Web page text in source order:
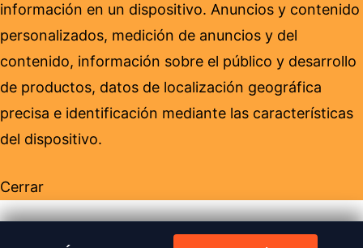
información en un dispositivo. Anuncios y contenido
personalizados, medición de anuncios y del
contenido, información sobre el público y desarrollo
de productos, datos de localización geográfica
precisa e identificación mediante las características
del dispositivo.
Cerrar